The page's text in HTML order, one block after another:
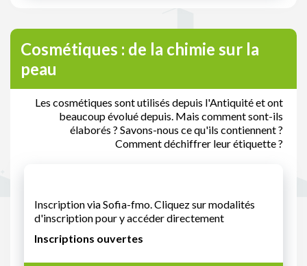
Cosmétiques : de la chimie sur la
peau
Les cosmétiques sont utilisés depuis l'Antiquité et ont
beaucoup évolué depuis. Mais comment sont-ils
élaborés ? Savons-nous ce qu'ils contiennent ?
Comment déchiffrer leur étiquette ?
Inscription via Sofia-fmo. Cliquez sur modalités
d'inscription pour y accéder directement
Inscriptions ouvertes